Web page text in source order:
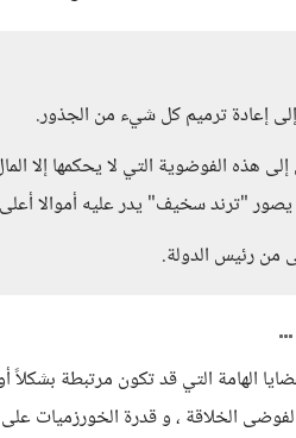
إعادة ترميم كل شيء من الجذور.
هذه الفوضوية التي لا يحكمها إلا
"ترند سخيف" يدر عليه أموالا
من رئيس الدولة.
الهامة التي قد تكون مرتبطة بشكلاً
الخلاقة ، و قدرة الخورزميات